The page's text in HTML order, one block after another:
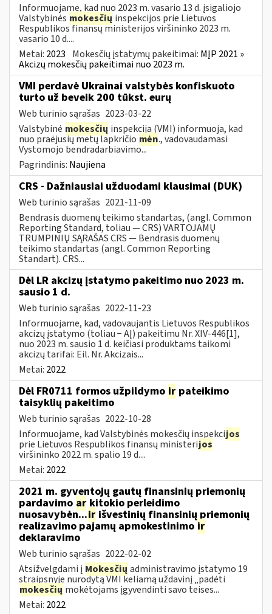
Informuojame, kad nuo 2023 m. vasario 13 d. įsigaliojo
Valstybinės mokesčių inspekcijos prie Lietuvos
Respublikos finansų ministerijos viršininko 2023 m.
vasario 10 d....
Metai: 2023 Mokesčių įstatymų pakeitimai: MĮP 2021 »
Akcizų mokesčių pakeitimai nuo 2023 m.
VMI perdavė Ukrainai valstybės konfiskuoto
turto už beveik 200 tūkst. eurų
Web turinio sąrašas 2023-03-22
Valstybinė mokesčių inspekcija (VMI) informuoja, kad
nuo praėjusių metų lapkričio mėn., vadovaudamasi
Vystomojo bendradarbiavimo...
Pagrindinis: Naujiena
CRS - Dažniausiai užduodami klausimai (DUK)
Web turinio sąrašas 2021-11-09
Bendrasis duomenų teikimo standartas, (angl. Common
Reporting Standard, toliau — CRS) VARTOJAMŲ
TRUMPINIŲ SĄRAŠAS CRS — Bendrasis duomenų
teikimo standartas (angl. Common Reporting
Standart). CRS...
Dėl LR akcizų įstatymo pakeitimo nuo 2023 m.
sausio 1 d.
Web turinio sąrašas 2022-11-23
Informuojame, kad, vadovaujantis Lietuvos Respublikos
akcizų įstatymo (toliau − AĮ) pakeitimu Nr. XIV-446[1],
nuo 2023 m. sausio 1 d. keičiasi produktams taikomi
akcizų tarifai: Eil. Nr. Akcizais...
Metai: 2022
Dėl FR0711 formos užpildymo ir pateikimo
taisyklių pakeitimo
Web turinio sąrašas 2022-10-28
Informuojame, kad Valstybinės mokesčių inspekcijos
prie Lietuvos Respublikos finansų ministerijos
viršininko 2022 m. spalio 19 d....
Metai: 2022
2021 m. gyventojų gautų finansinių priemonių
pardavimo ar kitokio perleidimo
nuosavybėn...ir išvestinių finansinių priemonių
realizavimo pajamų apmokestinimo ir
deklaravimo
Web turinio sąrašas 2022-02-02
Atsižvelgdami į Mokesčių administravimo įstatymo 19
straipsnyje nurodytą VMI keliamą uždavinį „padėti
mokesčių mokėtojams įgyvendinti savo teises...
Metai: 2022